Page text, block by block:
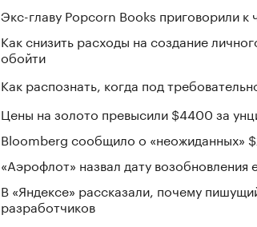
Экс-главу Popcorn Books приговорили к
Как снизить расходы на создание
обойти
Как распознать, когда под
Цены на золото превысили $4400 за
Bloomberg сообщило о «неожиданных»
«Аэрофлот» назвал дату
В «Яндексе» рассказали, почему
разработчиков